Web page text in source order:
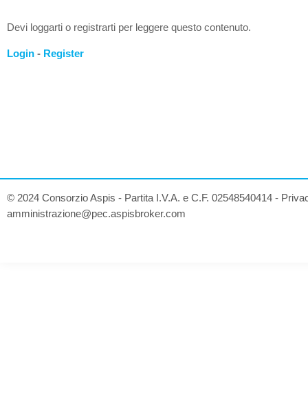
Devi loggarti o registrarti per leggere questo contenuto.
Login - Register
© 2024 Consorzio Aspis - Partita I.V.A. e C.F. 02548540414 -
amministrazione@pec.aspisbroker.com